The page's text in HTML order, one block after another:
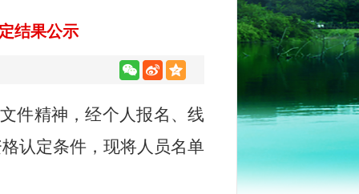
结果公示
件精神，经个人报名、线
认定条件，现将人员名单